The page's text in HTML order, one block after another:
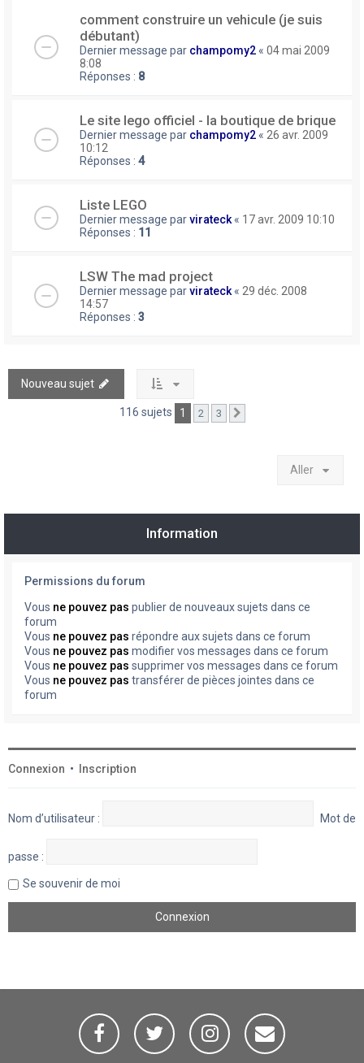
comment construire un vehicule (je suis
débutant)
Dernier message par champomy2 « 04 mai 2009
8:08
Réponses : 8
Le site lego officiel - la boutique de brique
Dernier message par champomy2 « 26 avr. 2009
10:12
Réponses : 4
Liste LEGO
Dernier message parvirateck « 17 avr. 2009 10:10
Réponses : 11
LSW The mad project
Dernier message parvirateck « 29 déc. 2008
14:57
Réponses : 3
Nouveau sujet
116 sujets 1 2 3
Aller
Information
Permissions du forum
Vous ne pouvez pas publier de nouveaux sujets dans ce
forum
Vous ne pouvez pas répondre aux sujets dans ce forum
Vous ne pouvez pas modifier vos messages dans ce forum
Vous ne pouvez pas supprimer vos messages dans ce forum
Vous ne pouvez pas transférer de pièces jointes dans ce
forum
Connexion • Inscription
Nom d’utilisateur : Mot de
passe :
Se souvenir de moi